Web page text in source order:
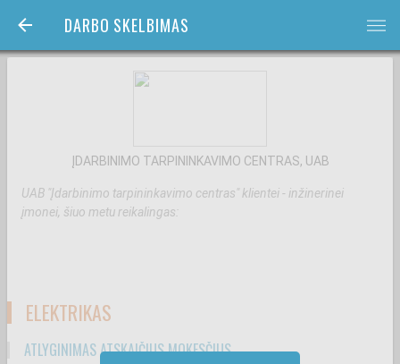
DARBO SKELBIMAS bars
ĮDARBINIMO TARPININKAVIMO CENTRAS, UAB
UAB "Įdarbinimo tarpininkavimo centras" klientei - inžinerinei
įmonei, šiuo metu reikalingas:
ELEKTRIKAS
ATLYGINIMAS ATSKAIČIUS MOKESČIUS